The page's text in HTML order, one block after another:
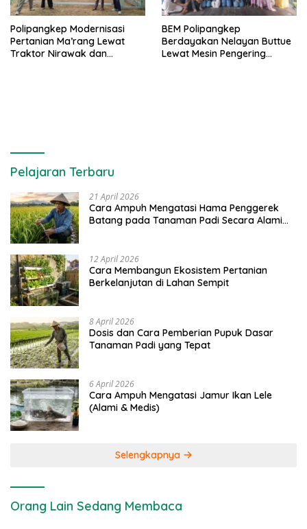
Polipangkep Modernisasi
Pertanian Ma’rang Lewat
Traktor Nirawak dan
BEM Polipangkep
Berdayakan Nelayan Buttue
Lewat Mesin Pengering
Pelajaran Terbaru
21 April 2026
Cara Ampuh Mengatasi Hama Penggerek
Batang pada Tanaman Padi Secara Alami
12 April 2026
Cara Membangun Ekosistem Pertanian
Berkelanjutan di Lahan Sempit
8 April 2026
Dosis dan Cara Pemberian Pupuk Dasar
Tanaman Padi yang Tepat
6 April 2026
Cara Ampuh Mengatasi Jamur Ikan Lele
(Alami & Medis)
Selengkapnya
Orang Lain Sedang Membaca